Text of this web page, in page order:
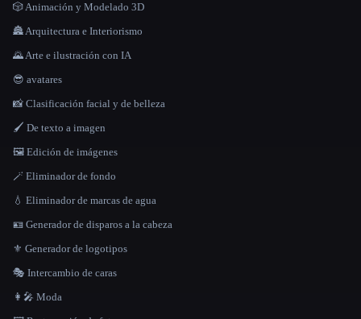
🎲 Animación y Modelado 3D
🏯 Arquitectura e Interiorismo
🌄 Arte e ilustración con IA
😎 avatares
📸 Clasificación facial y de belleza
🖌️ De texto a imagen
🖼️ Edición de imágenes
🪄 Eliminador de fondo
💧 Eliminador de marcas de agua
🪪 Generador de disparos a la cabeza
⚜️ Generador de logotipos
🎭 Intercambio de caras
👩‍🎤 Moda